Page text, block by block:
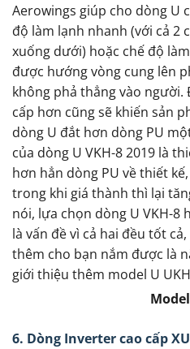
Aerowings giúp cho dòng U
độ làm lạnh nhanh (với cả 2
xuống dưới) hoặc chế độ
được hướng vòng cung lên
không phả thẳng vào
cấp hơn cũng sẽ khiến sản
dòng U đắt hơn dòng PU
của dòng U VKH-8 2019 là
hơn hẳn dòng PU về thiết
trong khi giá thành thì lại
nói, lựa chọn dòng U VKH-8
là vấn đề vì cả hai đều tốt
thêm cho bạn nắm được là
giới thiệu thêm model U
6. Dòng Inverter cao cấp